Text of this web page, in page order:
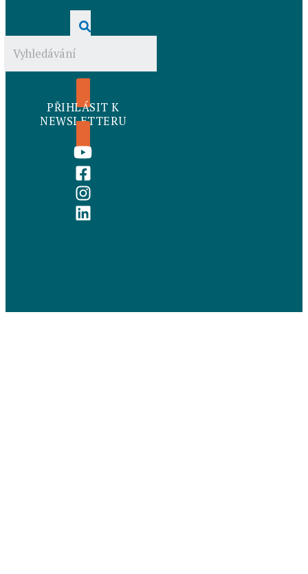
PŘIHLÁSIT K
NEWSLETTERU